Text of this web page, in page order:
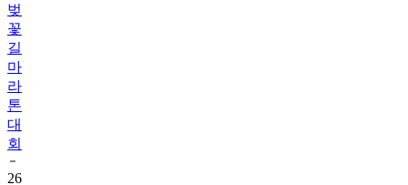
벚
꽃
길
마
라
톤
대
회
26